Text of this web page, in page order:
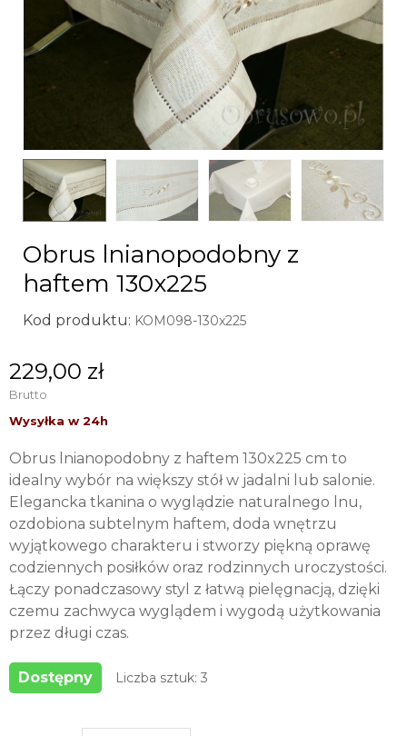
Obrus lnianopodobny z
haftem 130x225
Kod produktu: KOM098-130x225
229,00 zł
Brutto
Obrus lnianopodobny z haftem 130x225 cm to
idealny wybór na większy stół w jadalni lub salonie.
Elegancka tkanina o wyglądzie naturalnego lnu,
ozdobiona subtelnym haftem, doda wnętrzu
wyjątkowego charakteru i stworzy piękną oprawę
codziennych posiłków oraz rodzinnych uroczystości.
Łączy ponadczasowy styl z łatwą pielęgnacją, dzięki
czemu zachwyca wyglądem i wygodą użytkowania
przez długi czas.
Dostępny Liczba sztuk: 3